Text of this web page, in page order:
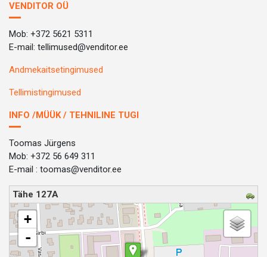
VENDITOR OÜ
Mob: +372 5621 5311
E-mail: tellimused@venditor.ee
Andmekaitsetingimused
Tellimistingimused
INFO /MÜÜK / TEHNILINE TUGI
Toomas Jürgens
Mob: +372 56 649 311
E-mail : toomas@venditor.ee
Tähe 127A
loading map - please wait...
+
-